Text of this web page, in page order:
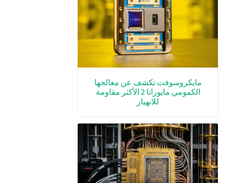
مايكروسوفت تكشف عن معالجها
الكمومي مايورانا 2 الأكثر مقاومة
للانهيار